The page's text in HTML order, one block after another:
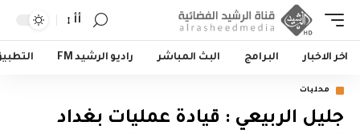
أأ
اخر الاخبار البرامج البث المباشر راديو الرشيد FM
محليات
جليل الربيعي : قيادة عمليات بغداد